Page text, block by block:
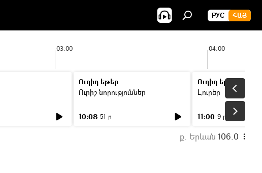
РУС ՀԱՅ
03:00 04:00
Ուղիղ եթեր
Ուրիշ նորություններ
10:08 51 ր
Ուղիղ եթեր
Լուրեր
11:00 9 ր
ք. Երևան 106.0